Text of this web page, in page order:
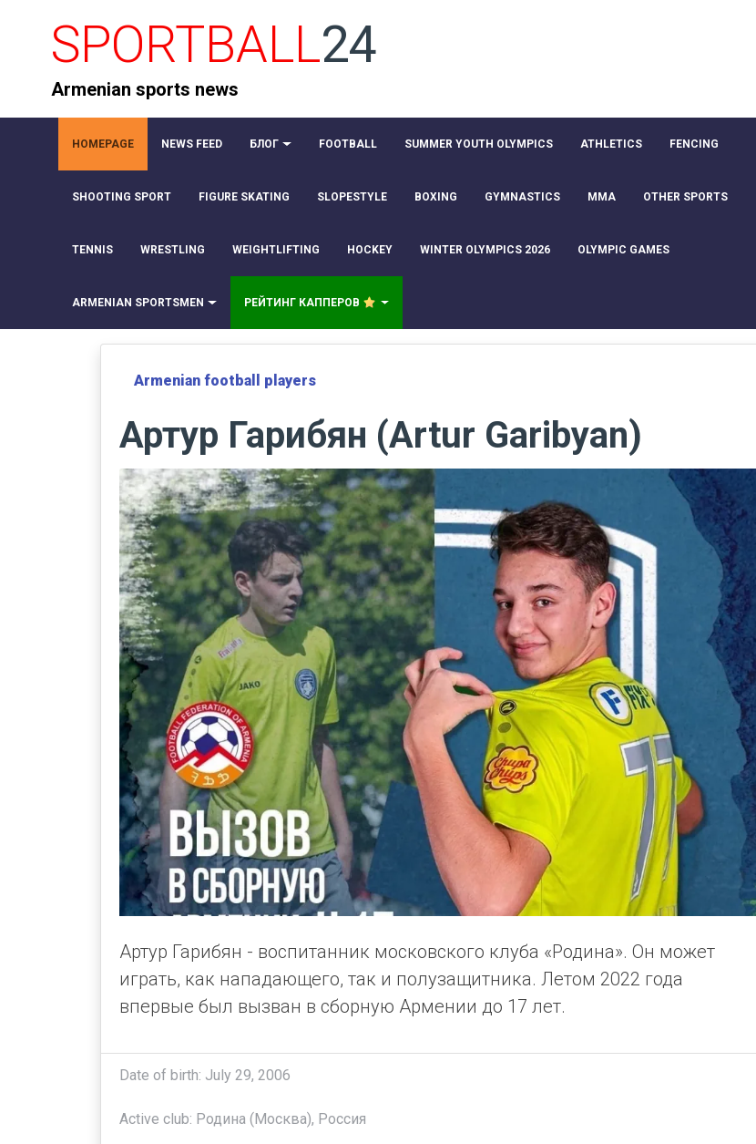
SPORTBALL24
Armenian sports news
HOMEPAGE NEWS FEED БЛОГ FOOTBALL SUMMER YOUTH OLYMPICS ATHLETICS FENCING
SHOOTING SPORT FIGURE SKATING SLOPESTYLE BOXING GYMNASTICS MMA OTHER SPORTS
TENNIS WRESTLING WEIGHTLIFTING HOCKEY WINTER OLYMPICS 2026 OLYMPIC GAMES
ARMENIAN SPORTSMEN РЕЙТИНГ КАППЕРОВ
Armenian football players
Артур Гарибян (Artur Garibyan)
Артур Гарибян - воспитанник московского клуба «Родина». Он может
играть, как нападающего, так и полузащитника. Летом 2022 года
впервые был вызван в сборную Армении до 17 лет.
Date of birth: July 29, 2006
Active club: Родина (Москва), Россия